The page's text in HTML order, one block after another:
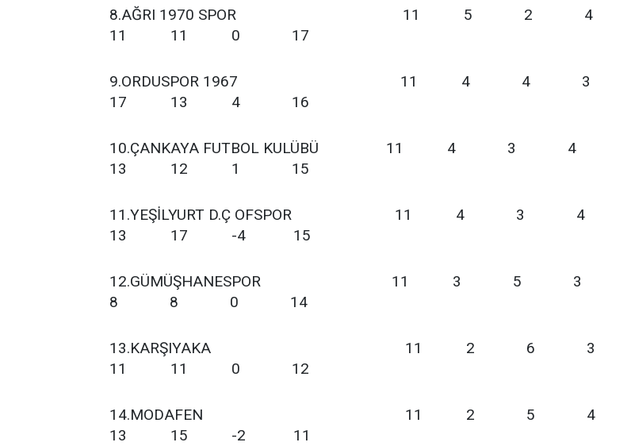
8.AĞRI 1970 SPOR 11 5 2 4
11 11 0 17
9.ORDUSPOR 1967 11 4 4 3
17 13 4 16
10.ÇANKAYA FUTBOL KULÜBÜ 11 4 3 4
13 12 1 15
11.YEŞİLYURT D.Ç OFSPOR 11 4 3 4
13 17 -4 15
12.GÜMÜŞHANESPOR 11 3 5 3
8 8 0 14
13.KARŞIYAKA 11 2 6 3
11 11 0 12
14.MODAFEN 11 2 5 4
13 15 -2 11